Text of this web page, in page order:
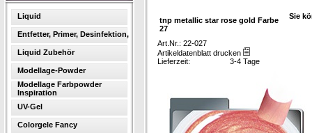
Liquid
Entfetter, Primer, Desinfektion,
Liquid Zubehör
Modellage-Powder
Modellage Farbpowder
Inspiration
UV-Gel
Colorgele Fancy
tnp metallic star rose gold Farbe
27
Sie
Art.Nr.: 22-027
Artikeldatenblatt drucken
Lieferzeit:
3-4 Tage